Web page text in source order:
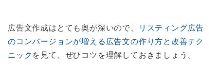
広告文作成はとても奥が深いので、
リスティング広告
のコンバージョンが増える広告文の作り方と改善テク
ニック を見て、ぜひコツを理解しておきましょう。